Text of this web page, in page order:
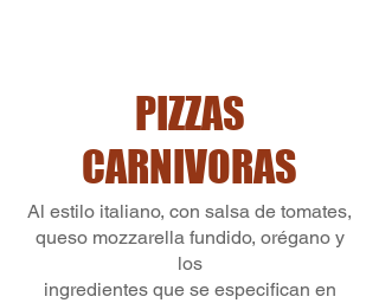
PIZZAS
CARNIVORAS
Al estilo italiano, con salsa de tomates,
queso mozzarella fundido, orégano y
los
ingredientes que se especifican en